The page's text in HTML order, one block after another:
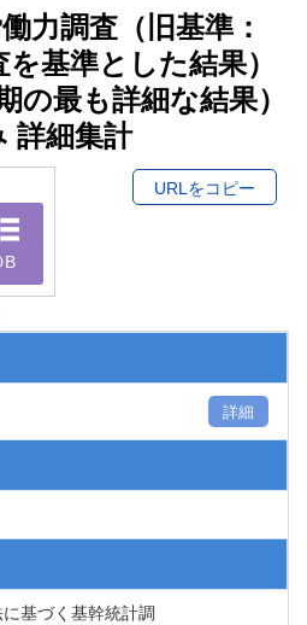
力調査（旧基準：
基準とした結果）
の最も詳細な結果）
詳細集計
URLをコピー
詳細
基づく基幹統計調